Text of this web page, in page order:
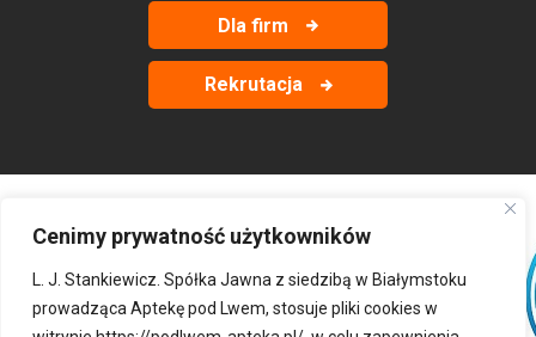
Cenimy prywatność użytkowników
L. J. Stankiewicz. Spółka Jawna z siedzibą w Białymstoku
prowadząca Aptekę pod Lwem, stosuje pliki cookies w
Dla firm
Rekrutacja
‹